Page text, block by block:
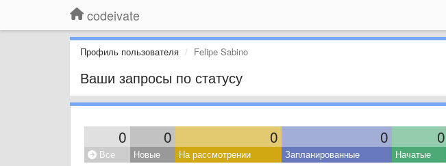
codeivate
Профиль пользователя Felipe Sabino
Ваши запросы по статусу
0 0 0 0 0
Все Новые На рассмотрении Запланированные Начатые